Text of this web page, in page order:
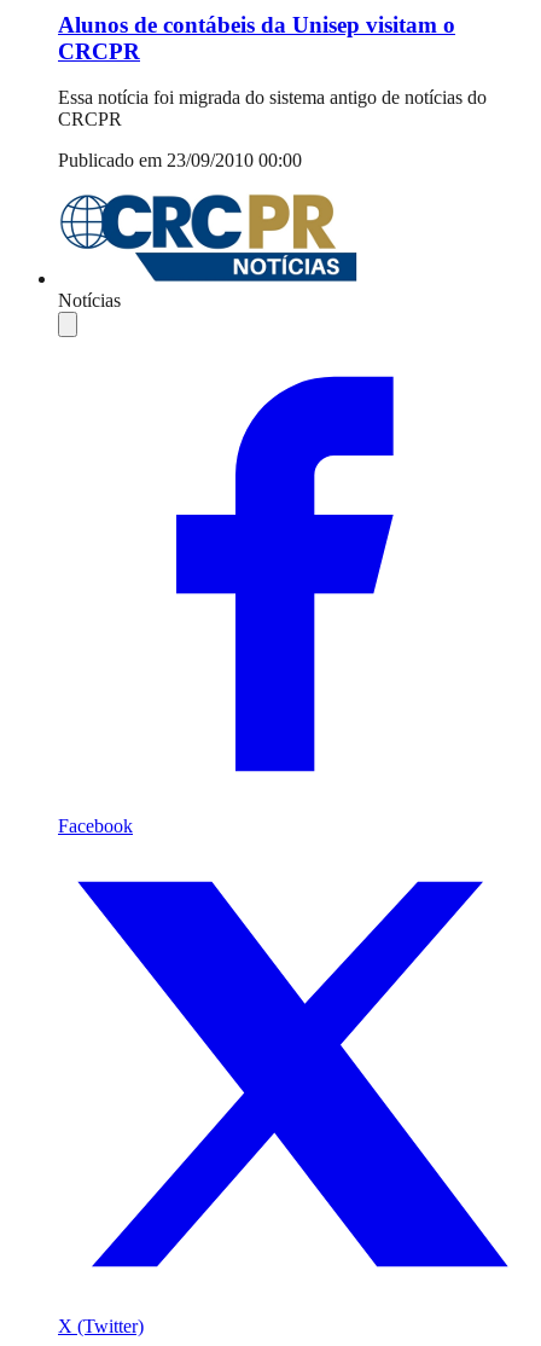
Alunos de contábeis da Unisep visitam o
CRCPR
Essa notícia foi migrada do sistema antigo de notícias do
CRCPR
Publicado em 23/09/2010 00:00
Notícias
Compartilhar
Facebook
X (Twitter)